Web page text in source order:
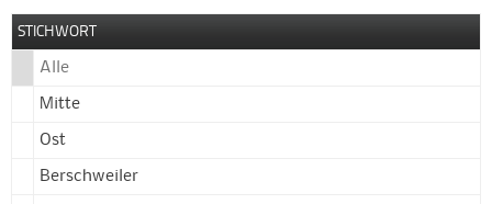
STICHWORT
Alle
Mitte
Ost
Berschweiler